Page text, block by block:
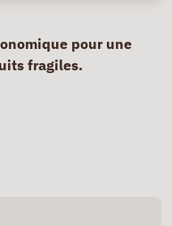
pour une
fragiles.